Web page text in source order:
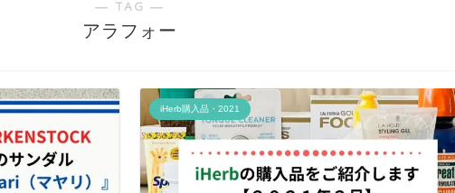
― TAG ―
アラフォー
iHerb購入品・2021